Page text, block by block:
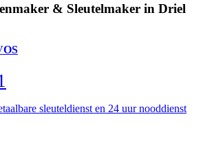
& Sleutelmaker in Driel
sleuteldienst en 24 uur nooddienst